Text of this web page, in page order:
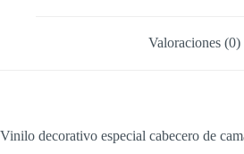
Valoraciones (0)
Vinilo decorativo especial cabecero de